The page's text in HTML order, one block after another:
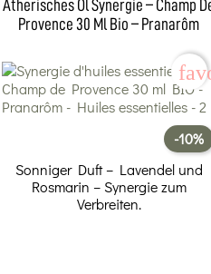
Ätherisches Öl Synergie – Champ
Provence 30 Ml Bio – Pranarôm
-10%
Sonniger Duft – Lavendel und
Rosmarin – Synergie zum
Verbreiten.